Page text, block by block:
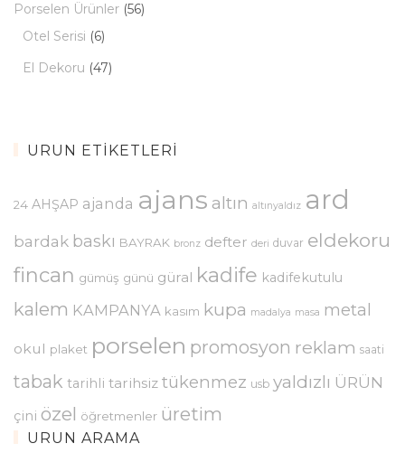
Porselen Ürünler (56)
Otel Serisi (6)
El Dekoru (47)
ÜRÜN ETIKETLERI
24 AHŞAP ajanda ajans altın altınyaldız ard
bardak baskı BAYRAK bronz defter deri duvar eldekoru
fincan gümüş günü güral kadife kadifekutulu
kalem KAMPANYA kasım kupa madalya masa metal
okul plaket porselen promosyon reklam saati
tabak tarihli tarihsiz tükenmez usb yaldızlı ÜRÜN
çini özel öğretmenler üretim
ÜRÜN ARAMA